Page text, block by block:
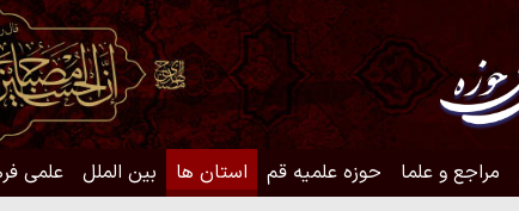
مراجع و علما حوزه علمیه قم استان ها بین الملل علمی